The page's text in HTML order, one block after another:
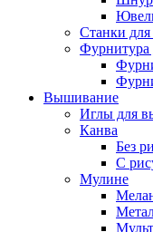
Станки для
Фурнитура
Вышивание
Иглы для
Канва
Без
С
Мулине